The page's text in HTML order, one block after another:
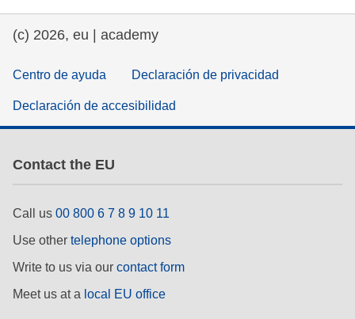
(c) 2026, eu | academy
Centro de ayuda Declaración de privacidad
Declaración de accesibilidad
Contact the EU
Call us 00 800 6 7 8 9 10 11
Use other telephone options
Write to us via our contact form
Meet us at a local EU office